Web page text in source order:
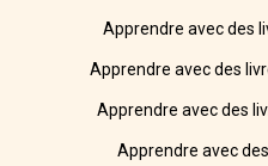
Apprendre avec des
Apprendre avec des
Apprendre avec des
Apprendre avec